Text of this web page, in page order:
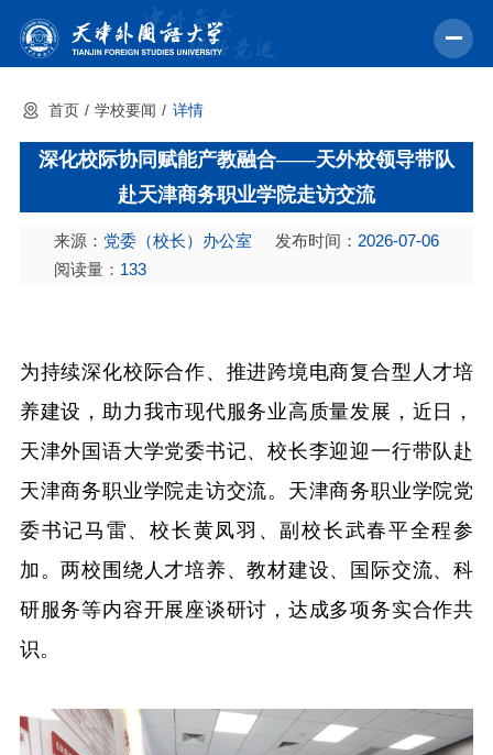
首页
学校概况
机构设置
教育教学
招生就业
校园文化
融合门户 校外访问（VPN）
首页 学校要闻 详情
深化校际协同赋能产教融合——天外校领导带队
赴天津商务职业学院走访交流
来源： 党委（校长）办公室 发布时间： 2026-07-06
阅读量： 133
为持续深化校际合作、推进跨境电商复合型人才培
养建设，助力我市现代服务业高质量发展，近日，
天津外国语大学党委书记、校长李迎迎一行带队赴
天津商务职业学院走访交流。天津商务职业学院党
委书记马雷、校长黄凤羽、副校长武春平全程参
加。两校围绕人才培养、教材建设、国际交流、科
研服务等内容开展座谈研讨，达成多项务实合作共
识。